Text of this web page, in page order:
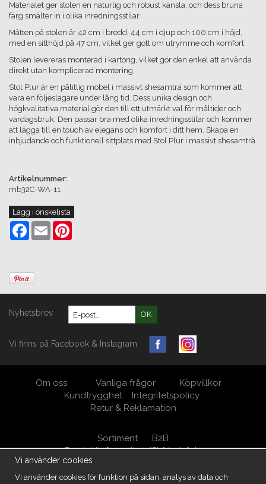
Materialet ger stolen en naturlig och robust känsla, och dess bruna
färg smälter in i olika inredningsstilar.
Måtten på stolen är 42 cm i bredd, 44 cm i djup och 100 cm i höjd,
med en sitthöjd på 47 cm, vilket ger gott om utrymme och komfort.
Stolen levereras monterad i kartong, vilket gör den enkel att använda
direkt utan komplicerad montering.
Stol Plur är en pålitlig möbel i massivt shesamträ som kommer att
vara en följeslagare under lång tid. Dess unika design och
högkvalitativa material gör den till ett utmärkt val för måltider och
vardagsbruk. Den passar bra med olika inredningsstilar och kommer
att lägga till en touch av elegans och komfort i ditt hem. Skapa en
inbjudande och funktionell sittplats med Stol Plur i massivt shesamträ.
Artikelnummer:
mb32C-WA-11
Lägg i önskelista
Facebook
Email
Nyhetsbrev OK
Vi finns på Facebook & Instagram
Om oss Vanliga frågor
Köpvillkor
Kundtrygghet
Integritetspolicy
Retur & Reklamation
Sortiment
B2B
Produktinformation/Skötselråd
Vi använder cookies
Vi använder cookies för funktion på sidan, analys av data och